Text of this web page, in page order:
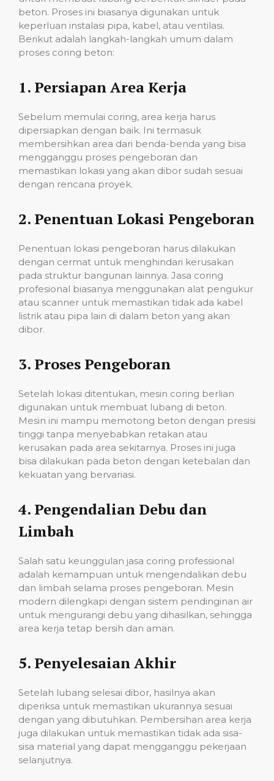
beton. Proses ini biasanya digunakan untuk
keperluan instalasi pipa, kabel, atau ventilasi.
Berikut adalah langkah-langkah umum dalam
proses coring beton:
1. Persiapan Area Kerja
Sebelum memulai coring, area kerja harus
dipersiapkan dengan baik. Ini termasuk
membersihkan area dari benda-benda yang bisa
mengganggu proses pengeboran dan
memastikan lokasi yang akan dibor sudah sesuai
dengan rencana proyek.
2. Penentuan Lokasi Pengeboran
Penentuan lokasi pengeboran harus dilakukan
dengan cermat untuk menghindari kerusakan
pada struktur bangunan lainnya. Jasa coring
profesional biasanya menggunakan alat pengukur
atau scanner untuk memastikan tidak ada kabel
listrik atau pipa lain di dalam beton yang akan
dibor.
3. Proses Pengeboran
Setelah lokasi ditentukan, mesin coring berlian
digunakan untuk membuat lubang di beton.
Mesin ini mampu memotong beton dengan presisi
tinggi tanpa menyebabkan retakan atau
kerusakan pada area sekitarnya. Proses ini juga
bisa dilakukan pada beton dengan ketebalan dan
kekuatan yang bervariasi.
4. Pengendalian Debu dan
Limbah
Salah satu keunggulan jasa coring professional
adalah kemampuan untuk mengendalikan debu
dan limbah selama proses pengeboran. Mesin
modern dilengkapi dengan sistem pendinginan air
untuk mengurangi debu yang dihasilkan, sehingga
area kerja tetap bersih dan aman.
5. Penyelesaian Akhir
Setelah lubang selesai dibor, hasilnya akan
diperiksa untuk memastikan ukurannya sesuai
dengan yang dibutuhkan. Pembersihan area kerja
juga dilakukan untuk memastikan tidak ada sisa-
sisa material yang dapat mengganggu pekerjaan
selanjutnya.